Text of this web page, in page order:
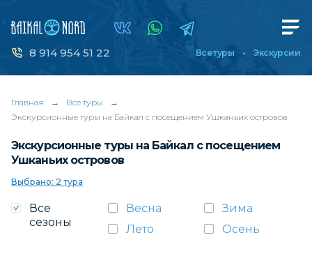
8 914 954 51 22 Все туры Экскурсии
Главная → Все туры
→
Экскурсионные туры на Байкал с посещением Ушканьих островов
Экскурсионные туры на Байкал с посещением
Ушканьих островов
Выбрано: 2 тура
Все
сезоны
Весна
Зима
Лето
Осень